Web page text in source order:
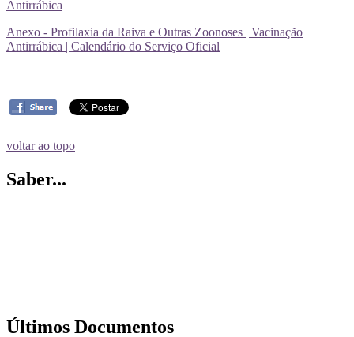
Antirrábica
Anexo - Profilaxia da Raiva e Outras Zoonoses | Vacinação
Antirrábica | Calendário do Serviço Oficial
voltar ao topo
Saber...
Últimos Documentos